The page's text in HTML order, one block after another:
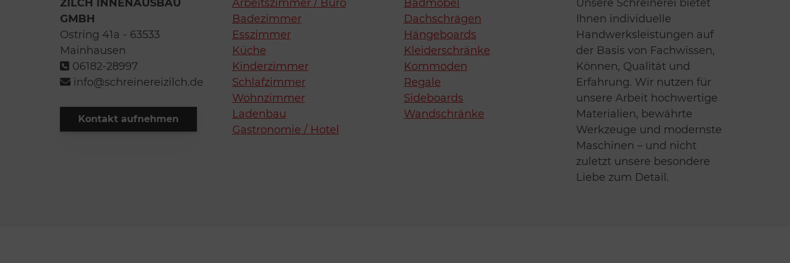
ZILCH INNENAUSBAU
GMBH
Ostring 41a - 63533
Mainhausen
06182-28997
info@schreinereizilch.de
Kontakt aufnehmen
Arbeitszimmer / Büro
Badezimmer
Esszimmer
Küche
Kinderzimmer
Schlafzimmer
Wohnzimmer
Ladenbau
Gastronomie / Hotel
Badmöbel
Dachschrägen
Hängeboards
Kleiderschränke
Kommoden
Regale
Sideboards
Wandschränke
Unsere Schreinerei bietet
Ihnen individuelle
Handwerksleistungen auf
der Basis von Fachwissen,
Können, Qualität und
Erfahrung. Wir nutzen für
unsere Arbeit hochwertige
Materialien, bewährte
Werkzeuge und modernste
Maschinen – und nicht
zuletzt unsere besondere
Liebe zum Detail.